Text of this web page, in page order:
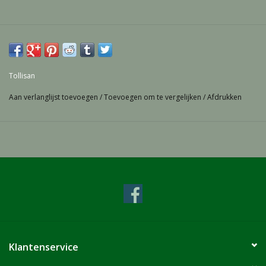
Tollisan
Aan verlanglijst toevoegen /Toevoegen om te vergelijken /Afdrukken
Klantenservice